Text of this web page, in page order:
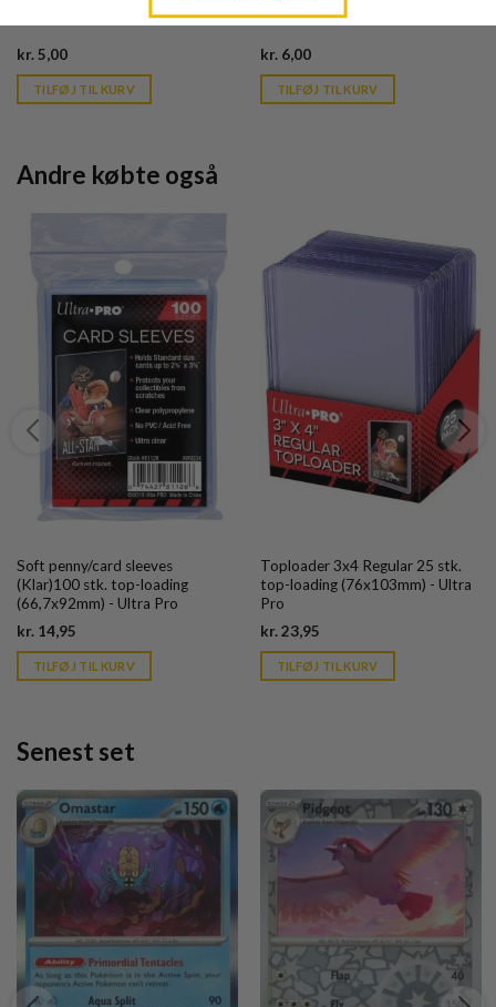
kr.5,00Current
is:
kr. 39,95.
TILFØJ TIL KURV
kr.6,00Current
is:
kr. 39,95.
TILFØJ TIL KURV
Andre købte også
Soft penny/card sleeves
(Klar)100 stk. top-loading
(66,7x92mm) - Ultra Pro
kr. 14,95
is:
kr. 39,95.
TILFØJ TIL KURV
Toploader 3x4 Regular 25 stk.
top-loading (76x103mm) - Ultra
Pro
kr.23,95Current
is:
kr. 39,95.
TILFØJ TIL KURV
Senest set